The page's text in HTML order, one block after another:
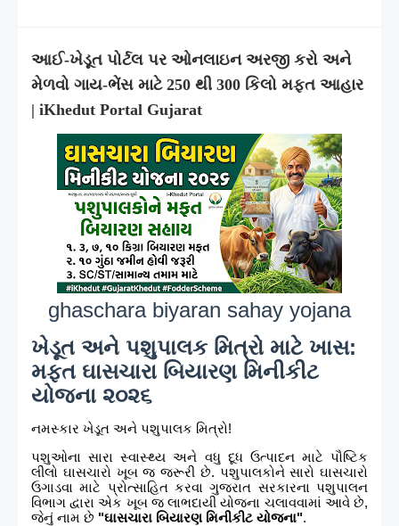
આઈ-ખેડૂત પોર્ટલ પર ઓનલાઇન અરજી કરો અને
મેળવો ગાય-ભેંસ માટે 250 થી 300 કિલો મફત આહાર
| iKhedut Portal Gujarat
ghaschara biyaran sahay yojana
ખેડૂત અને પશુપાલક મિત્રો માટે ખાસ:
મફત ઘાસચારા બિયારણ મિનીકીટ
યોજના ૨૦૨૬
નમસ્કાર ખેડૂત અને પશુપાલક મિત્રો!
પશુઓના સારા સ્વાસ્થ્ય અને વધુ દૂધ ઉત્પાદન માટે પૌષ્ટિક
લીલો ઘાસચારો ખૂબ જ જરૂરી છે. પશુપાલકોને સારો ઘાસચારો
ઉગાડવા માટે પ્રોત્સાહિત કરવા ગુજરાત સરકારના પશુપાલન
વિભાગ દ્વારા એક ખૂબ જ લાભદાયી યોજના ચલાવવામાં આવે છે,
જેનું નામ છે "ઘાસચારા બિયારણ મિનીકીટ યોજના".